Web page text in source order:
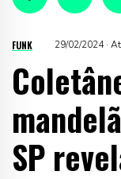
FUNK 29/02/2024 ·
SP